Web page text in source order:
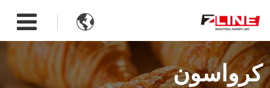

كرواسون